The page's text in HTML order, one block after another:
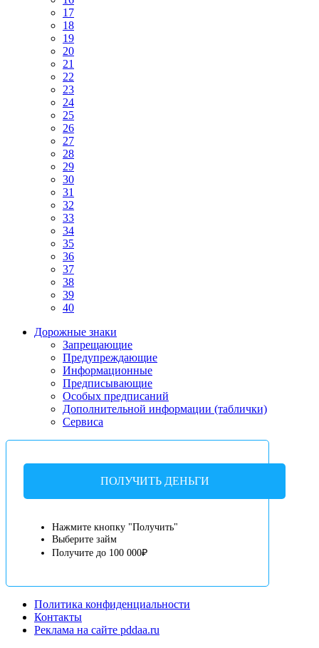
17
18
19
20
21
22
23
24
25
26
27
28
29
30
31
32
33
34
35
36
37
38
39
40
Дорожные знаки
Запрещающие
Предупреждающие
Информационные
Предписывающие
Особых предписаний
Дополнительной информации (таблички)
Сервиса
ПОЛУЧИТЬ ДЕНЬГИ
Нажмите кнопку "Получить"
Выберите займ
Получите до 100 000₽
Политика конфиденциальности
Контакты
Реклама на сайте pddaa.ru